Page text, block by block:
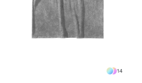
14